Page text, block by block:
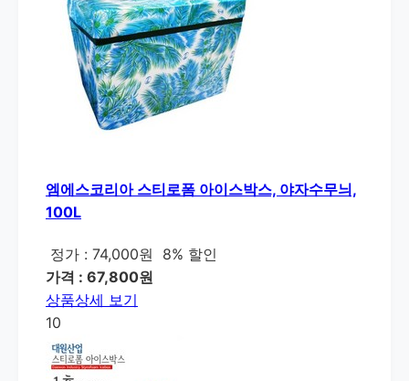
엠에스코리아 스티로폼 아이스박스, 야자수무늬,
100L
정가 : 74,000원
8% 할인
가격 : 67,800원
상품상세 보기
10